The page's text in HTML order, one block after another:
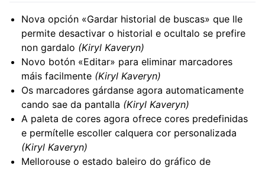
Nova opción «Gardar historial de buscas» que lle
permite desactivar o historial e ocultalo se prefire
non gardalo (Kiryl Kaveryn)
Novo botón «Editar» para eliminar marcadores
máis facilmente (Kiryl Kaveryn)
Os marcadores gárdanse agora automaticamente
cando sae da pantalla (Kiryl Kaveryn)
A paleta de cores agora ofrece cores predefinidas
e permítelle escoller calquera cor personalizada
(Kiryl Kaveryn)
Mellorouse o estado baleiro do gráfico de